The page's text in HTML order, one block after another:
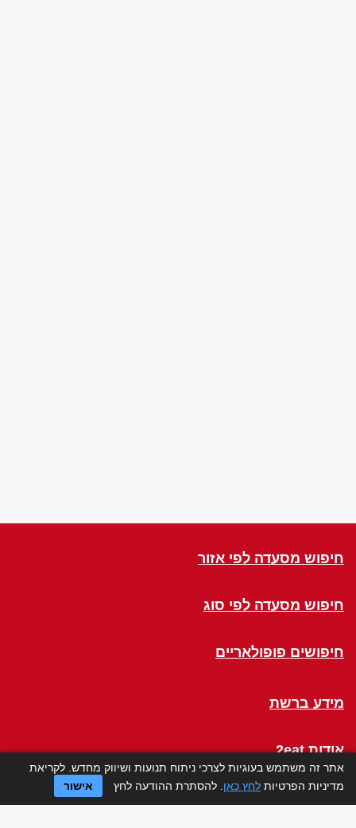
חיפוש מסעדה לפי אזור
חיפוש מסעדה לפי סוג
חיפושים פופולאריים
מידע ברשת
אודות 2eat
Click a Table
אתר זה משתמש בעוגיות לצרכי ניתוח תנועות ושיווק מחדש. לקריאת
מדיניות הפרטיות לחץ כאן . להסתרת ההודעה לחץ אישור